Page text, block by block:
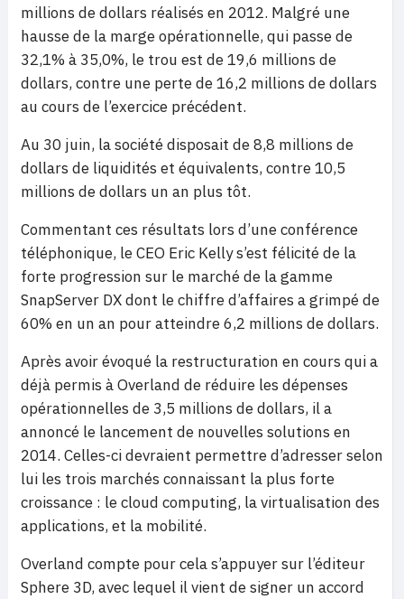
millions de dollars réalisés en 2012. Malgré une
hausse de la marge opérationnelle, qui passe de
32,1% à 35,0%, le trou est de 19,6 millions de
dollars, contre une perte de 16,2 millions de dollars
au cours de l’exercice précédent.
Au 30 juin, la société disposait de 8,8 millions de
dollars de liquidités et équivalents, contre 10,5
millions de dollars un an plus tôt.
Commentant ces résultats lors d’une conférence
téléphonique, le CEO Eric Kelly s’est félicité de la
forte progression sur le marché de la gamme
SnapServer DX dont le chiffre d’affaires a grimpé de
60% en un an pour atteindre 6,2 millions de dollars.
Après avoir évoqué la restructuration en cours qui a
déjà permis à Overland de réduire les dépenses
opérationnelles de 3,5 millions de dollars, il a
annoncé le lancement de nouvelles solutions en
2014. Celles-ci devraient permettre d’adresser selon
lui les trois marchés connaissant la plus forte
croissance : le cloud computing, la virtualisation des
applications, et la mobilité.
Overland compte pour cela s’appuyer sur l’éditeur
Sphere 3D, avec lequel il vient de signer un accord